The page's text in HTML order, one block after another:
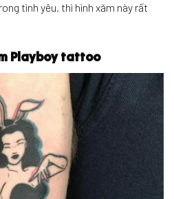
tình yêu, thì hình xăm này rất
Playboy tattoo